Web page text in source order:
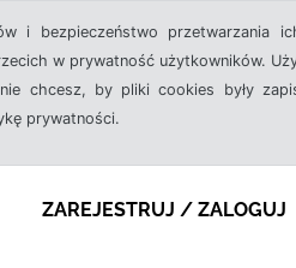
i bezpieczeństwo przetwarzania
w prywatność użytkowników.
chcesz, by pliki cookies były
prywatności.
ZAREJESTRUJ / ZALOGUJ